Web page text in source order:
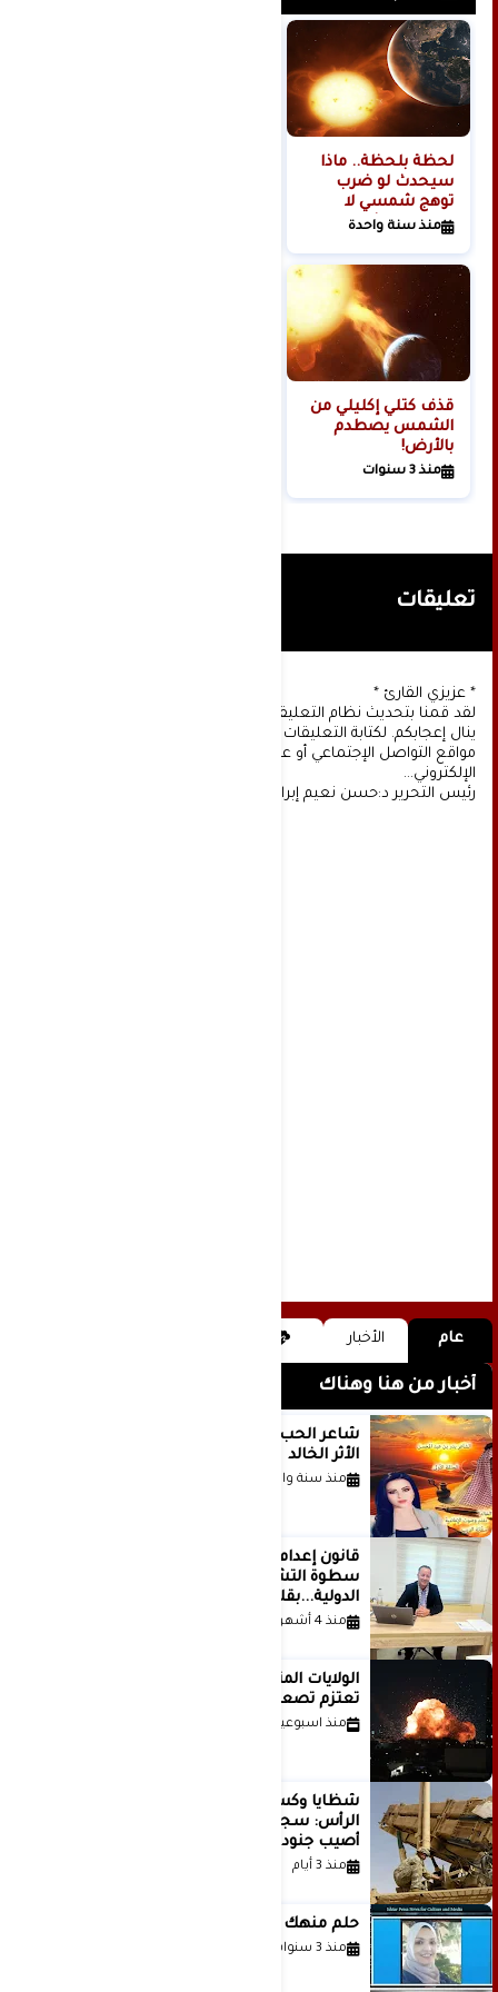
لحظة بلحظة.. ماذا
سيحدث لو ضرب
توهج شمسي لا
تتحمله البشرية
منذ سنة واحدة
قذف كتلي إكليلي من
الشمس يصطدم
بالأرض!
منذ 3 سنوات
تعليقات
* عزيزي القارئ *
لقد قمنا بتحديث نظام التعليقات على موقعنا، ونأمل أن
ينال إعجابكم. لكتابة التعليقات يجب أولا التسجيل عن طريق
مواقع التواصل الإجتماعي أو عن طريق خدمة البريد
الإلكتروني...
رئيس التحرير د:حسن نعيم إبراهيم.
عام الأخبار
أخبار من هنا وهناك
الأثر الخالد
منذ سنة واحدة
قانون إعدام الأسرى الفلسطينيين: بين
سطوة التشريع وانهيار منظومة العدالة
الدولية...بقلم الدكتور وسيم وني
منذ 4 أشهر
الولايات المتحدة أبلغت إسرائيل بأنها
تعتزم تصعيد هجماتها على إيران
منذ اسبوعين
شظايا وكسور في العظام وإصابات في
الرأس: سجلات جديدة تكشف كيف
أصيب جنود أمريكيون في الحرب الإيرانية
منذ 3 أيام
حلم منهك للشاعرة رانيا فخري موسى
منذ 3 سنوات